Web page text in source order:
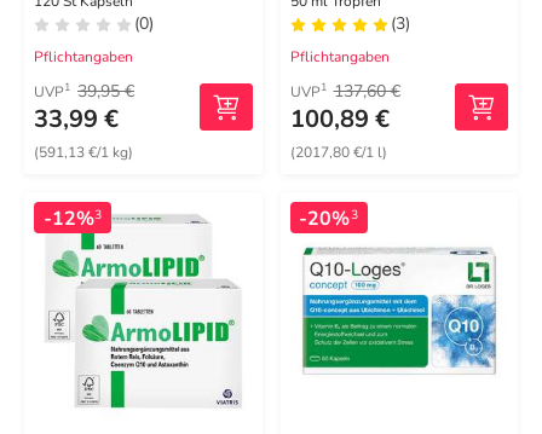
(0)
Pflichtangaben
UVP1 39,95 €
33,99 €
(591,13 €/1 kg)
(3)
Pflichtangaben
UVP1 137,60 €
100,89 €
(2017,80 €/1 l)
-12%3 -20%3